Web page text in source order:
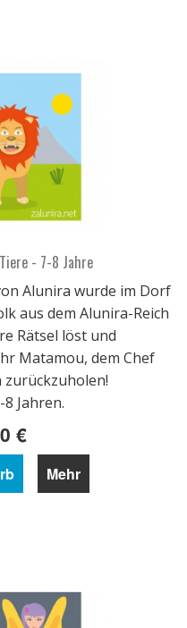
- 7-8 Jahre
Alunira wurde im Dorf
aus dem Alunira-Reich
Rätsel löst und
Matamou, dem Chef
zurückzuholen!
Jahren.
€
Mehr